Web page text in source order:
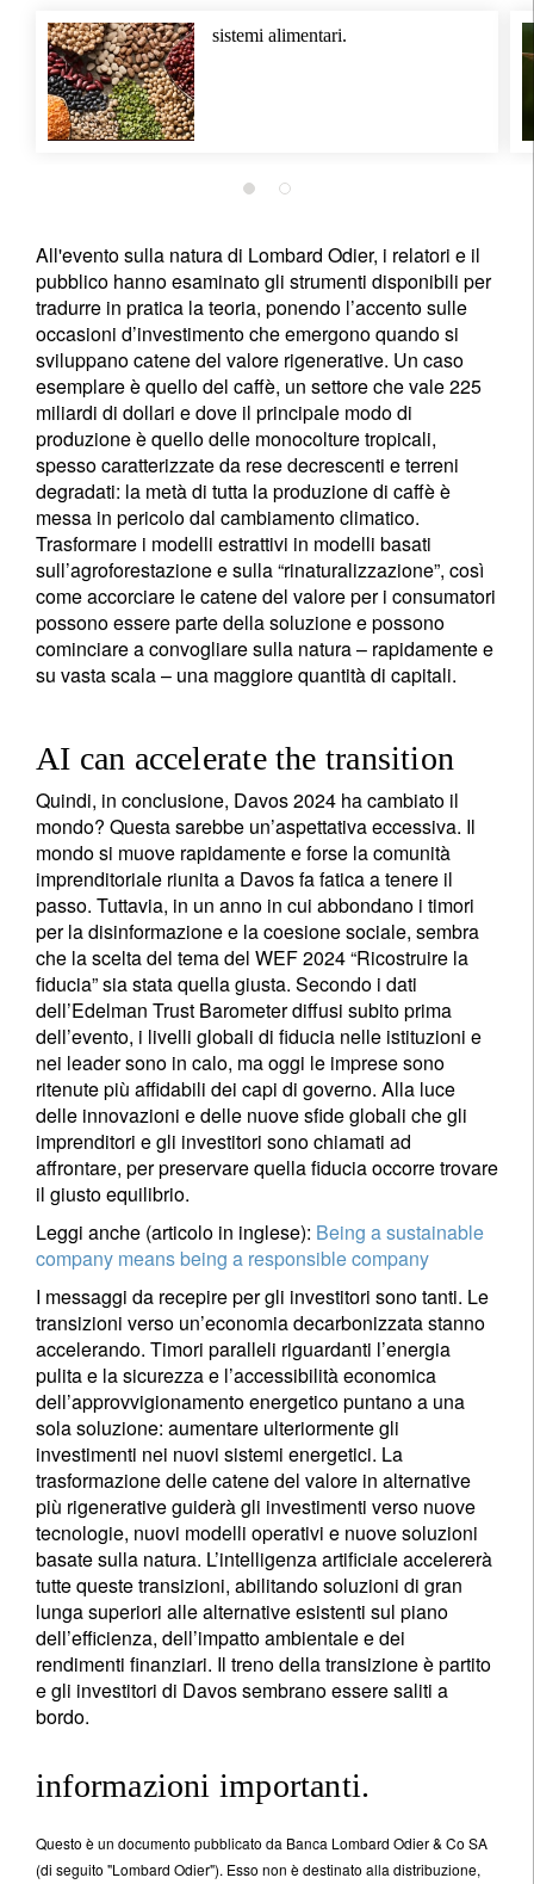
sistemi alimentari.
All'evento sulla natura di Lombard Odier, i relatori e il
pubblico hanno esaminato gli strumenti disponibili per
tradurre in pratica la teoria, ponendo l’accento sulle
occasioni d’investimento che emergono quando si
sviluppano catene del valore rigenerative. Un caso
esemplare è quello del caffè, un settore che vale 225
miliardi di dollari e dove il principale modo di
produzione è quello delle monocolture tropicali,
spesso caratterizzate da rese decrescenti e terreni
degradati: la metà di tutta la produzione di caffè è
messa in pericolo dal cambiamento climatico.
Trasformare i modelli estrattivi in modelli basati
sull’agroforestazione e sulla “rinaturalizzazione”, così
come accorciare le catene del valore per i consumatori
possono essere parte della soluzione e possono
cominciare a convogliare sulla natura – rapidamente e
su vasta scala – una maggiore quantità di capitali.
AI can accelerate the transition
Quindi, in conclusione, Davos 2024 ha cambiato il
mondo? Questa sarebbe un’aspettativa eccessiva. Il
mondo si muove rapidamente e forse la comunità
imprenditoriale riunita a Davos fa fatica a tenere il
passo. Tuttavia, in un anno in cui abbondano i timori
per la disinformazione e la coesione sociale, sembra
che la scelta del tema del WEF 2024 “Ricostruire la
fiducia” sia stata quella giusta. Secondo i dati
dell’Edelman Trust Barometer diffusi subito prima
dell’evento, i livelli globali di fiducia nelle istituzioni e
nei leader sono in calo, ma oggi le imprese sono
ritenute più affidabili dei capi di governo. Alla luce
delle innovazioni e delle nuove sfide globali che gli
imprenditori e gli investitori sono chiamati ad
affrontare, per preservare quella fiducia occorre trovare
il giusto equilibrio.
Leggi anche (articolo in inglese): Being a sustainable
company means being a responsible company
I messaggi da recepire per gli investitori sono tanti. Le
transizioni verso un’economia decarbonizzata stanno
accelerando. Timori paralleli riguardanti l’energia
pulita e la sicurezza e l’accessibilità economica
dell’approvvigionamento energetico puntano a una
sola soluzione: aumentare ulteriormente gli
investimenti nei nuovi sistemi energetici. La
trasformazione delle catene del valore in alternative
più rigenerative guiderà gli investimenti verso nuove
tecnologie, nuovi modelli operativi e nuove soluzioni
basate sulla natura. L’intelligenza artificiale accelererà
tutte queste transizioni, abilitando soluzioni di gran
lunga superiori alle alternative esistenti sul piano
dell’efficienza, dell’impatto ambientale e dei
rendimenti finanziari. Il treno della transizione è partito
e gli investitori di Davos sembrano essere saliti a
bordo.
informazioni importanti.
Questo è un documento pubblicato da Banca Lombard Odier & Co SA
(di seguito "Lombard Odier"). Esso non è destinato alla distribuzione,